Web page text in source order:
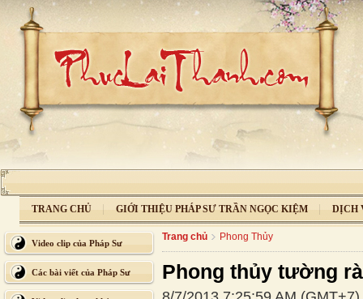
TRANG CHỦ GIỚI THIỆU PHÁP SƯ TRẦN NGỌC KIỆM DỊCH
Video clip của Pháp Sư
Các bài viết của Pháp Sư
Trang chủ Phong Thủy
Phong thủy tường